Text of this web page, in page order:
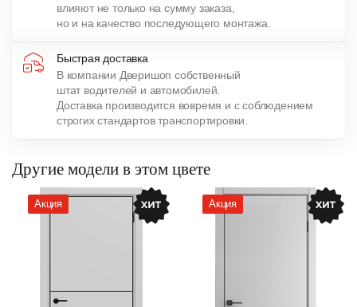
влияют не только на сумму заказа,
но и на качество последующего монтажа.
Быстрая доставка
В компании Дверишоп собственный
штат водителей и автомобилей.
Доставка производится вовремя и с соблюдением
строгих стандартов транспортировки.
Другие модели в этом цвете
Акция Акция